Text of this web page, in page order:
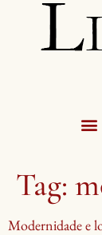
Tag:
Modernidade e